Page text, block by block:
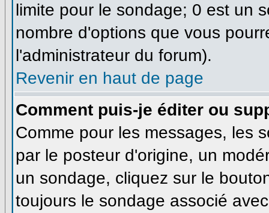
limite pour le sondage; 0 est un
nombre d'options que vous
l'administrateur du forum).
Revenir en haut de page
Comment puis-je éditer ou
Comme pour les messages, les
par le posteur d'origine, un
un sondage, cliquez sur le
toujours le sondage associé